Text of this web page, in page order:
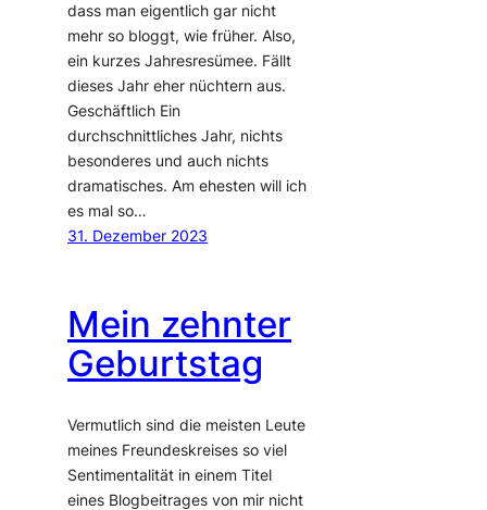
dass man eigentlich gar nicht
mehr so bloggt, wie früher. Also,
ein kurzes Jahresresümee. Fällt
dieses Jahr eher nüchtern aus.
Geschäftlich Ein
durchschnittliches Jahr, nichts
besonderes und auch nichts
dramatisches. Am ehesten will ich
es mal so…
31. Dezember 2023
Mein zehnter
Geburtstag
Vermutlich sind die meisten Leute
meines Freundeskreises so viel
Sentimentalität in einem Titel
eines Blogbeitrages von mir nicht